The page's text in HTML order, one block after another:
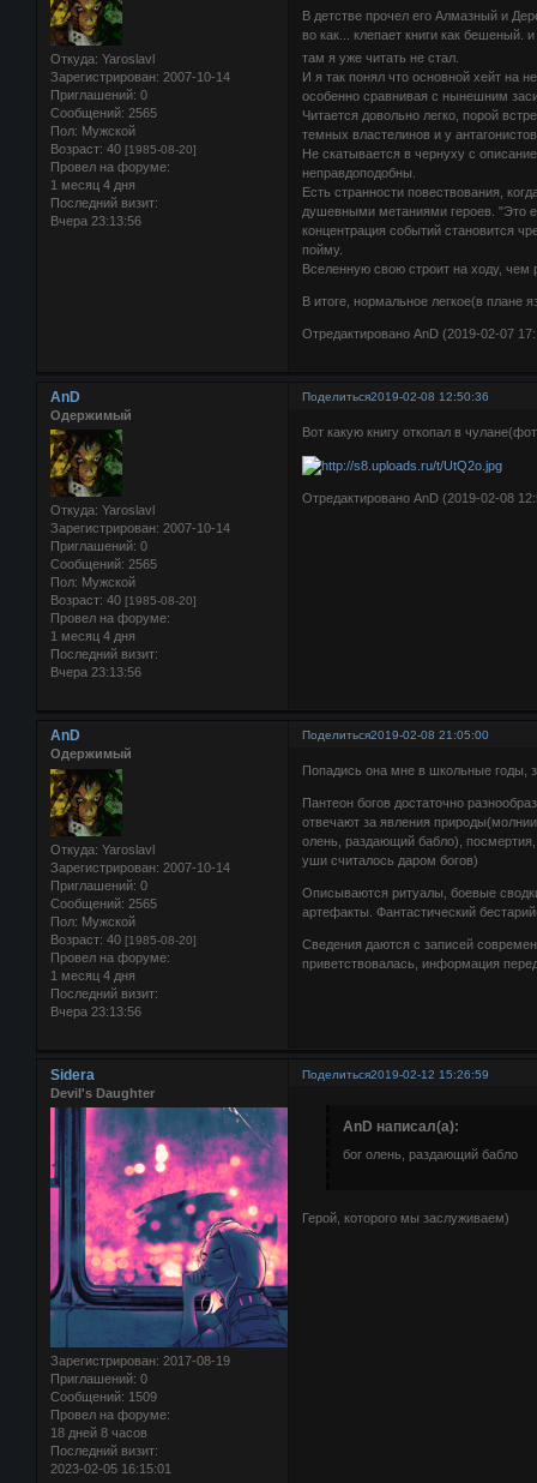
Откуда: Yaroslavl
Зарегистрирован: 2007-10-14
Приглашений: 0
Сообщений: 2565
Пол: Мужской
Возраст: 40 [1985-08-20]
Провел на форуме:
1 месяц 4 дня
Последний визит:
Вчера 23:13:56
В детстве прочел его Алмазный и
во как... клепает книги как бешеный.
там я уже читать не стал.
И я так понял что основной хейт на
особенно сравнивая с нынешним
Читается довольно легко, порой
темных властелинов и у
Не скатывается в чернуху с
неправдоподобны.
Есть странности повествования,
душевными метаниями героев. "Это
концентрация событий становится
пойму.
Вселенную свою строит на ходу, чем
В итоге, нормальное легкое(в плане
Отредактировано AnD (2019-02-07
Поделиться2019-02-08 12:50:36
AnD
Одержимый
Откуда: Yaroslavl
Зарегистрирован: 2007-10-14
Приглашений: 0
Сообщений: 2565
Пол: Мужской
Возраст: 40 [1985-08-20]
Провел на форуме:
1 месяц 4 дня
Последний визит:
Вчера 23:13:56
Вот какую книгу откопал в
Отредактировано AnD (2019-02-08
Поделиться2019-02-08 21:05:00
AnD
Одержимый
Откуда: Yaroslavl
Зарегистрирован: 2007-10-14
Приглашений: 0
Сообщений: 2565
Пол: Мужской
Возраст: 40 [1985-08-20]
Провел на форуме:
1 месяц 4 дня
Последний визит:
Вчера 23:13:56
Попадись она мне в школьные годы,
Пантеон богов достаточно
отвечают за явления
олень, раздающий бабло),
уши считалось даром богов)
Описываются ритуалы, боевые
артефакты. Фантастический
Сведения даются с записей
приветствовалась, информация
Поделиться2019-02-12 15:26:59
Sidera
Devil's Daughter
Зарегистрирован: 2017-08-19
Приглашений: 0
Сообщений: 1509
Провел на форуме:
18 дней 8 часов
Последний визит:
2023-02-05 16:15:01
AnD написал(а):
бог олень, раздающий бабло
Герой, которого мы заслуживаем)